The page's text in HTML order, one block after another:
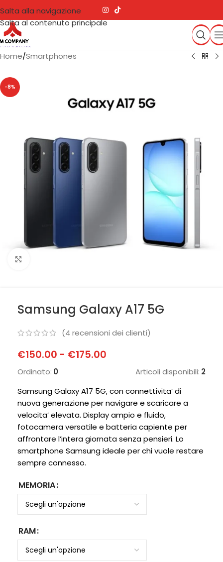
Salta alla navigazione
Salta al contenuto principale
Home/Smartphones
-8%
Samsung Galaxy A17 5G
(4 recensioni dei clienti)
€150.00 - €175.00
Ordinato: 0 Articoli disponibili: 2
Samsung Galaxy A17 5G, con connettivita’ di
nuova generazione per navigare e scaricare a
velocita’ elevata. Display ampio e fluido,
fotocamera versatile e batteria capiente per
affrontare l’intera giornata senza pensieri. Lo
smartphone Samsung ideale per chi vuole restare
sempre connesso.
MEMORIA
RAM